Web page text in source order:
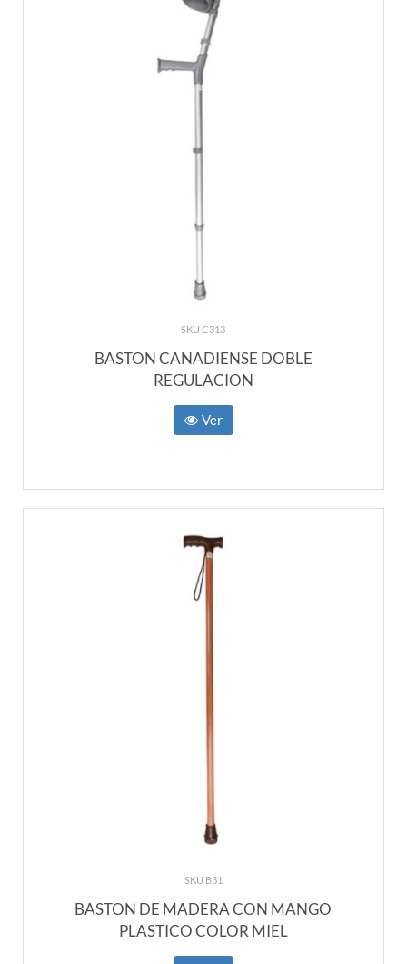
SKU C313
BASTON CANADIENSE DOBLE
REGULACION
Ver
SKU B31
BASTON DE MADERA CON MANGO
PLASTICO COLOR MIEL